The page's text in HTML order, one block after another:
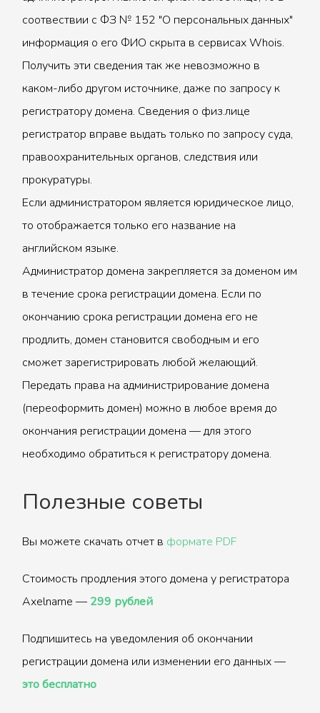
соотвествии с ФЗ № 152 "О персональных данных"
информация о его ФИО скрыта в сервисах Whois.
Получить эти сведения так же невозможно в
каком-либо другом источнике, даже по запросу к
регистратору домена. Сведения о физ.лице
регистратор вправе выдать только по запросу суда,
правоохранительных органов, следствия или
прокуратуры.
Если администратором является юридическое лицо,
то отображается только его название на
английском языке.
Администратор домена закрепляется за доменом им
в течение срока регистрации домена. Если по
окончанию срока регистрации домена его не
продлить, домен становится свободным и его
сможет зарегистрировать любой желающий.
Передать права на администрирование домена
(переоформить домен) можно в любое время до
окончания регистрации домена — для этого
необходимо обратиться к регистратору домена.
Полезные советы
Вы можете скачать отчет в формате PDF
Стоимость продления этого домена у регистратора
Axelname — 299 рублей
Подпишитесь на уведомления об окончании
регистрации домена или изменении его данных —
это бесплатно